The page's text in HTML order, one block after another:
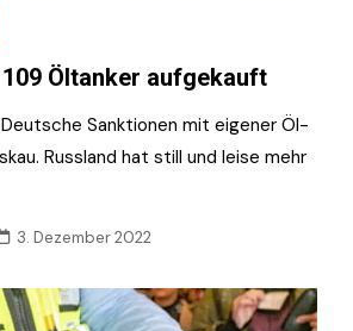
Öltanker aufgekauft
Sanktionen mit eigener Öl-
Russland hat still und leise mehr
3. Dezember 2022